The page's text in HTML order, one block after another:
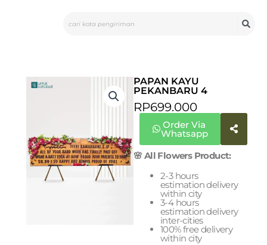
PAPAN KAYU
PEKANBARU 4
RP699.000
Order Via
Whatsapp
🌸 All Flowers Product:
2-3 hours
estimation delivery
within city
3-4 hours
estimation delivery
inter-cities
100% free delivery
within city